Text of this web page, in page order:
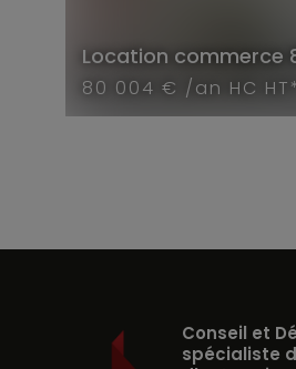
Location commerce
80 004 € /an HC HT*
Conseil et
spécialiste